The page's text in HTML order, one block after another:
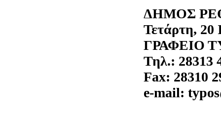
Τετάρτη, 20
ΓΡΑΦΕΙΟ
Τηλ.: 28313
Fax: 28310
e-mail: